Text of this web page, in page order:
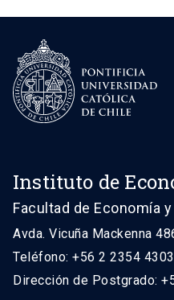
Instituto de
Facultad de Economía
Avda. Vicuña Mackenna
Teléfono: +56 2 2354 4303
Dirección de Postgrado: